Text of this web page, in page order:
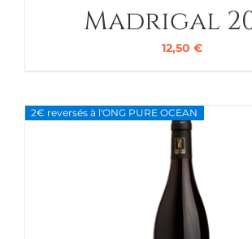
Madrigal
12,50 €
2€ reversés à l'ONG PURE OCEAN